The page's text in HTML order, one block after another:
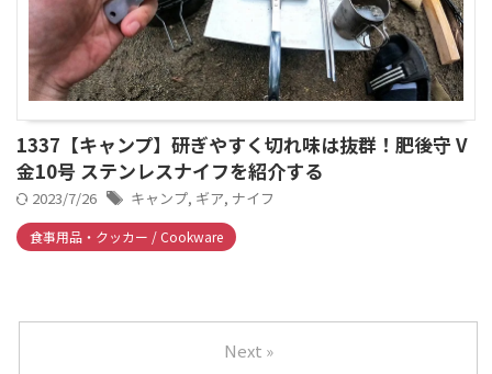
1337【キャンプ】研ぎやすく切れ味は抜群！肥後守 V
金10号 ステンレスナイフを紹介する
2023/7/26 キャンプ, ギア, ナイフ
食事用品・クッカー / Cookware
Next »